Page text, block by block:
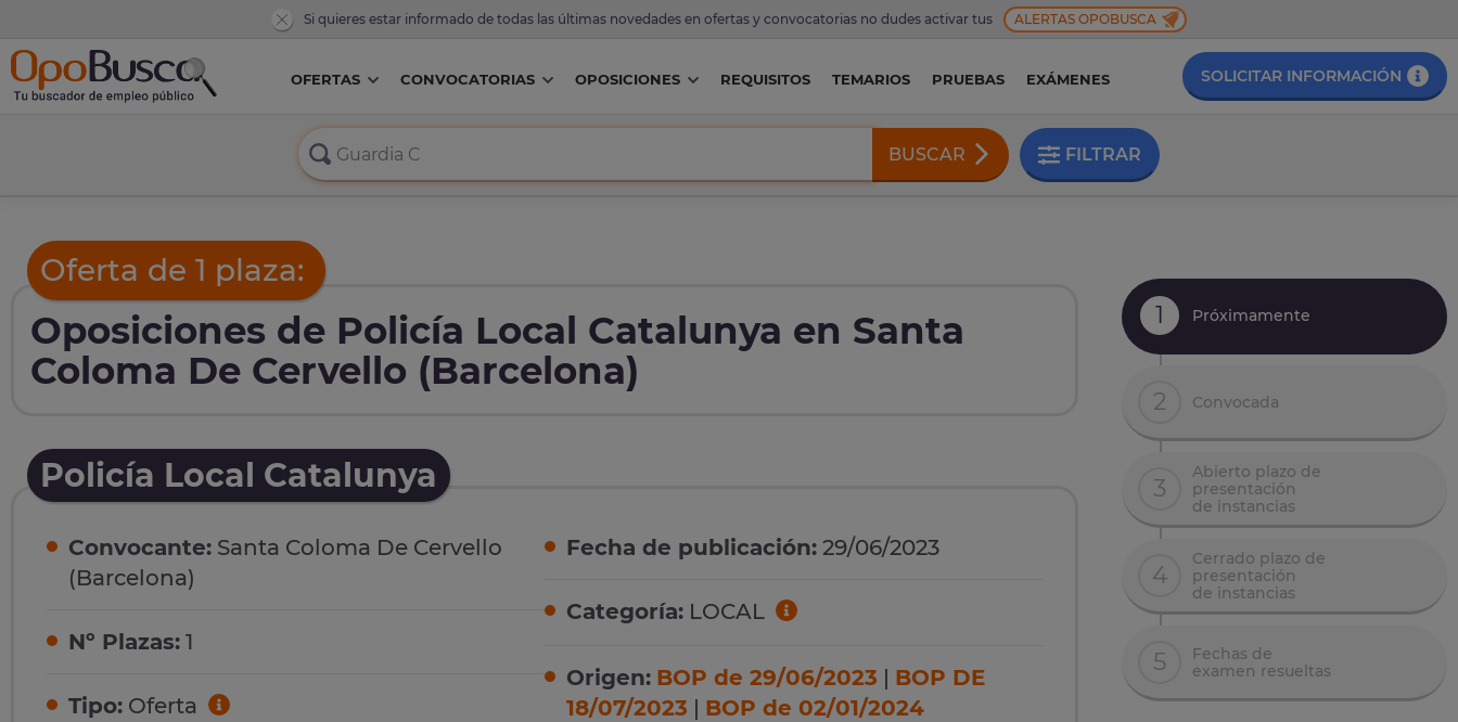
Si quieres estar informado de todas las últimas novedades en ofertas y convocatorias no dudes activar tus ALERTAS OPOBUSCA
OFERTAS CONVOCATORIAS OPOSICIONES REQUISITOS TEMARIOS PRUEBAS EXÁMENES SOLICITAR INFORMACIÓN
BUSCAR FILTRAR
Oferta de 1 plaza:
Oposiciones de Policía Local Catalunya en Santa
Coloma De Cervello (Barcelona)
Policía Local Catalunya
Convocante: Santa Coloma De Cervello
(Barcelona)
Nº Plazas: 1
Tipo: Oferta
Fecha de publicación: 29/06/2023
Categoría: LOCAL
Origen: BOP de 29/06/2023 | BOP DE
18/07/2023 | BOP de 02/01/2024
1 Próximamente
2 Convocada
3
Abierto plazo de
presentación
de instancias
4
Cerrado plazo de
presentación
de instancias
5
Fechas de
examen resueltas